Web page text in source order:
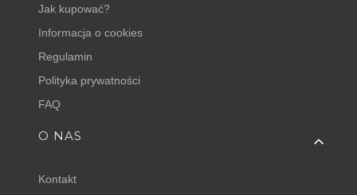
Jak kupować?
Informacja o cookies
Regulamin
Polityka prywatności
FAQ
O NAS
Kontakt